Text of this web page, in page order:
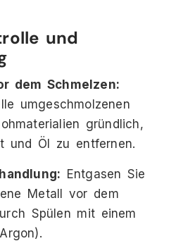
und
dem Schmelzen:
umgeschmolzenen
gründlich,
und Öl zu entfernen.
Entgasen Sie
Metall vor dem
Spülen mit einem